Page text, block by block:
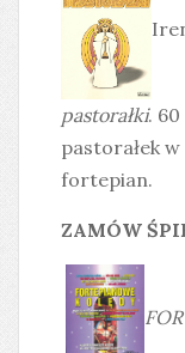
pastorałki.
pastorałek
fortepian.
ZAMÓW